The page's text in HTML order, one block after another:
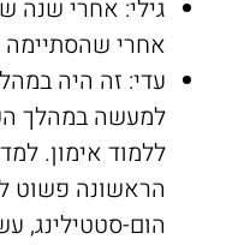
גילי: אחרי שנה
אחרי
עדי: זה היה
למעשה במהלך
ללמוד אימון.
הראשונה פשוט
הום-סטטילינג,